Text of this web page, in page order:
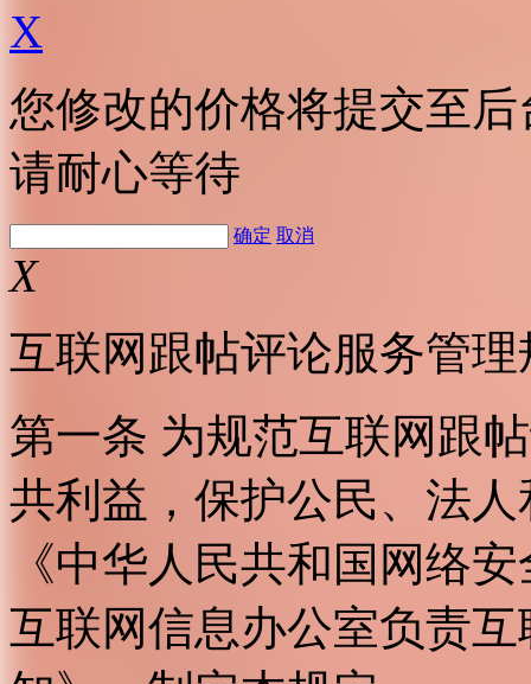
X
您修改的价格将提交至
请耐心等待
确定 取消
X
互联网跟帖评论服务管理
第一条 为规范互联网跟
共利益，保护公民、法
《中华人民共和国网络
互联网信息办公室负责